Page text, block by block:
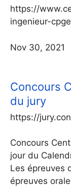
https://
ingenieur-
Nov 30, 2021
Concours
du jury
https://
Concours
jour du
Les épreuves
épreuves